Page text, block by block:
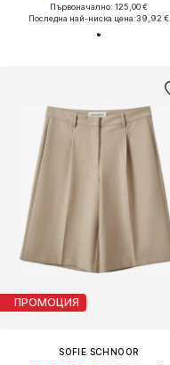
Първоначално: 125,00 €
Последна най-ниска цена:39,92 €
ПРОМОЦИЯ
SOFIE SCHNOOR